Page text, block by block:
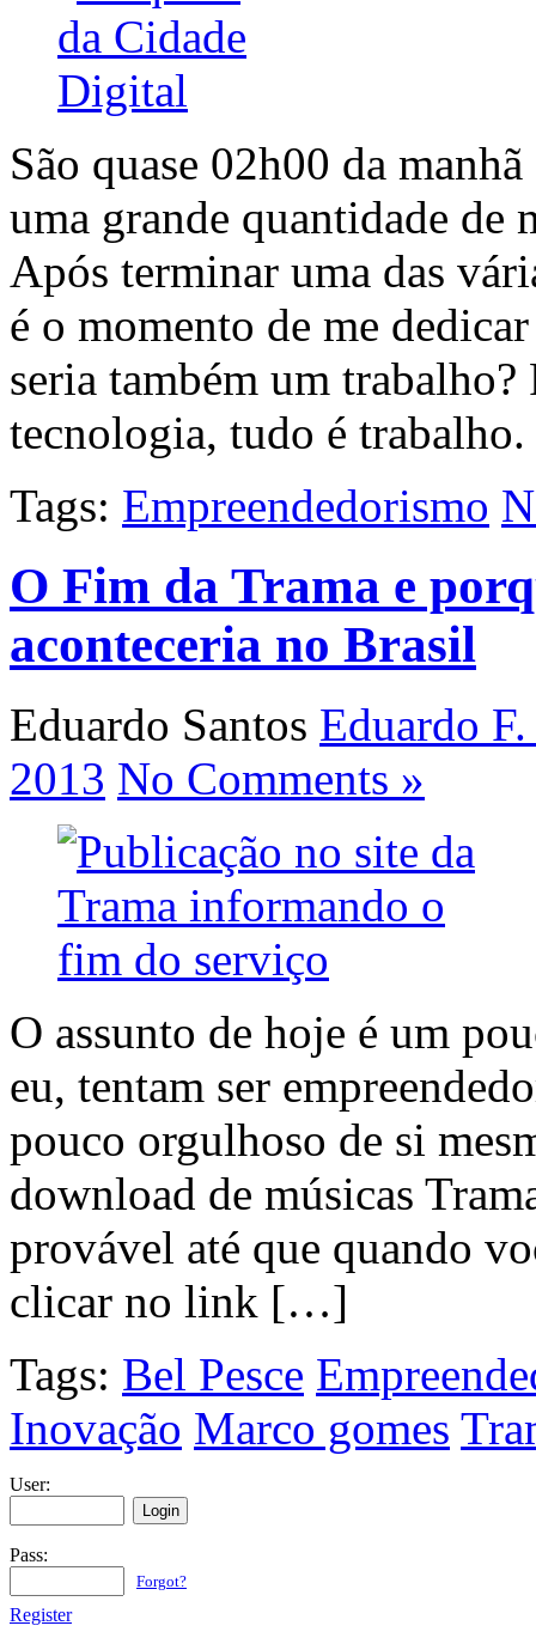
São quase 02h00 da
uma grande quantidade de
Após terminar uma das
é o momento de me
seria também um trabalho?
tecnologia, tudo é
Tags: Empreendedorismo
O Fim da Trama e
aconteceria no Brasil
Eduardo Santos Eduardo
2013 No Comments »
O assunto de hoje é um
eu, tentam ser
pouco orgulhoso de si
download de músicas
provável até que quando
clicar no link […]
Tags: Bel Pesce
Inovação Marco gomes
User:
Pass:
Forgot?
Register